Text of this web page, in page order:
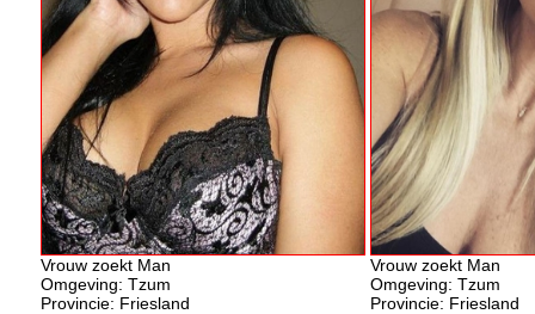
Vrouw zoekt Man
Omgeving: Tzum
Provincie: Friesland
Vrouw zoekt Man
Omgeving: Tzum
Provincie: Friesland